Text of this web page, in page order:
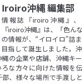
Iroiro沖縄 編集部
情報誌『iroiro沖縄』
『iroiro沖縄』は、「色ん
の情報が、“イロイロ”詰
目指して誕生しました。
の企業や店舗、沖縄キー
な方々に向けた情報を
、様々な場所で手渡し